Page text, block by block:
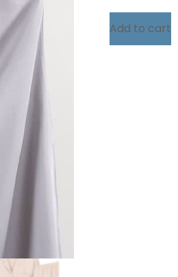
Add to cart